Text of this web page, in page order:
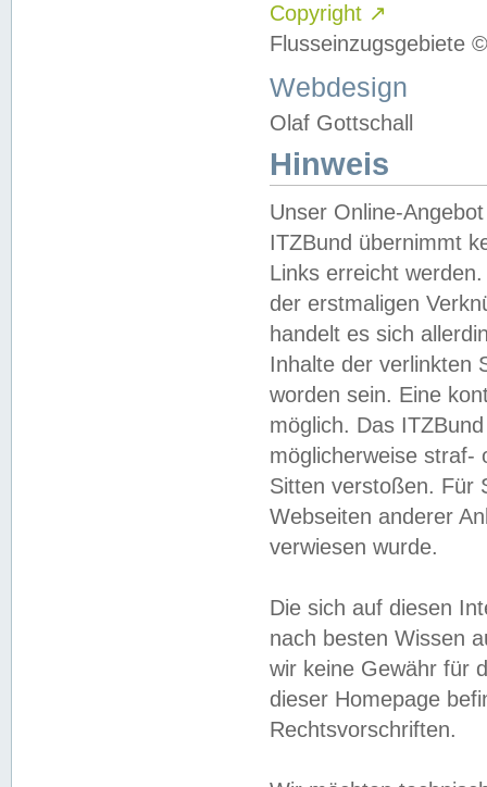
Copyright ↗
Flusseinzugsgebiete
Webdesign
Olaf Gottschall
Hinweis
Unser Online-
ITZBund übernimmt
Links erreicht
der erstmaligen
handelt es sich
Inhalte der verlinkten
worden sein. Eine
möglich. Das
möglicherweise straf-
Sitten verstoßen. Für
Webseiten anderer
verwiesen wurde.
Die sich auf diesen
nach besten Wissen
wir keine Gewähr für
dieser Homepage
Rechtsvorschriften.